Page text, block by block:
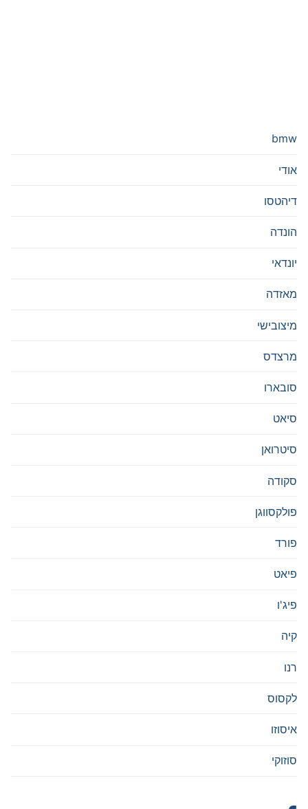
bmw
אודי
דיהטסו
הונדה
יונדאי
מאזדה
מיצובישי
מרצדס
סובארו
סיאט
סיטרואן
סקודה
פולקסווגן
פורד
פיאט
פיג'ו
קיה
רנו
לקסוס
איסוזו
סוזוקי